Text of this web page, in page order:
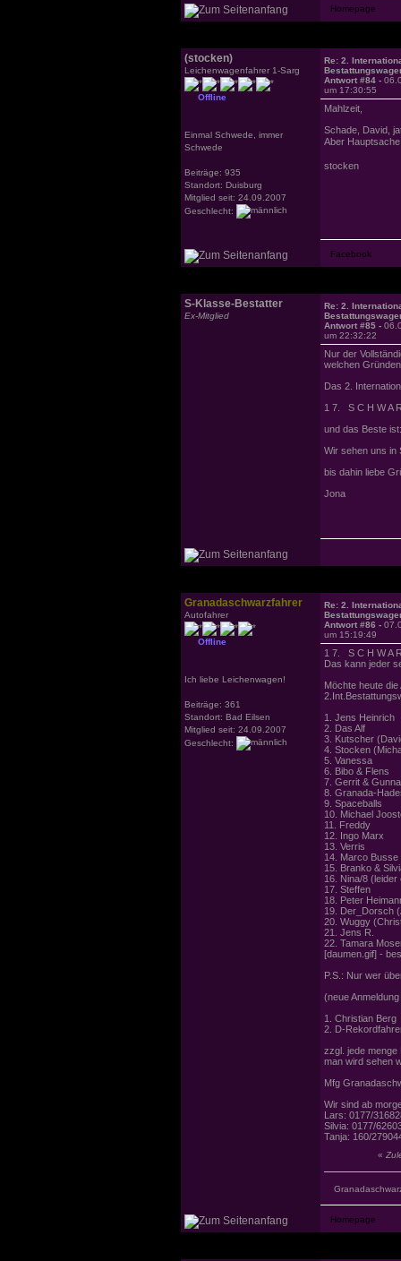
(stocken)
Leichenwagenfahrer 1-Sarg
Offline
Einmal Schwede, immer
Schwede
Beiträge: 935
Standort: Duisburg
Mitglied seit: 24.09.2007
Geschlecht:
Re: 2.
Antwort #84 -
um 17:30:55
Mahlzeit,
Schade, David,
Aber
stocken
S-Klasse-Bestatter
Ex-Mitglied
Re: 2.
Antwort #85 -
um 22:32:22
Nur der
welchen
Das 2.
1 7. S C H W A
und das Beste
Wir sehen uns in
bis dahin liebe
Jona
Granadaschwarzfahrer
Autofahrer
Offline
Ich liebe Leichenwagen!
Beiträge: 361
Standort: Bad Eilsen
Mitglied seit: 24.09.2007
Geschlecht:
Re: 2.
Antwort #86 -
um 15:19:49
1 7. S C H W A
Das kann jeder
Möchte heute
1. Jens Heinrich
2. Das Alf
3. Kutscher
4. Stocken
5. Vanessa
6. Bibo & Flens
7. Gerrit &
8. Granada-
9. Spaceballs
10. Michael
11. Freddy
12. Ingo Marx
13. Verris
14. Marco Busse
15. Branko &
16. Nina/8 (leider
17. Steffen
18. Peter
19. Der_Dorsch
20. Wuggy
21. Jens R.
22. Tamara
[daumen.gif] -
P.S.: Nur wer
(neue
1. Christian Berg
2. D-
zzgl. jede menge
man wird sehen
Mfg
Wir sind ab
Lars: 0177/
Silvia: 0177/
Tanja: 160/
«